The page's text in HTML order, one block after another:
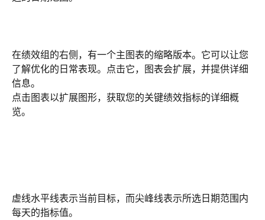
在绩效组的右侧，有一个主图表的缩略版本。它可以让您
了解优化的日常表现。点击它，图表会扩展，并提供详细
信息。
点击图表以扩展图形，获取您的关键绩效指标的详细概
览。
虚线水平线表示当前目标，而尖峰线表示所选日期范围内
每天的指标值。